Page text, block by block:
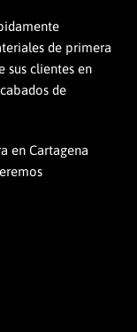
de primera
sus clientes en
de
en Cartagena